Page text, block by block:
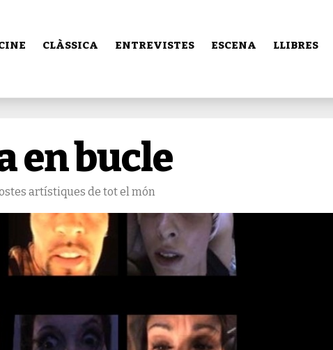
CLÀSSICA ENTREVISTES ESCENA LLIBRES
en bucle
artístiques de tot el món